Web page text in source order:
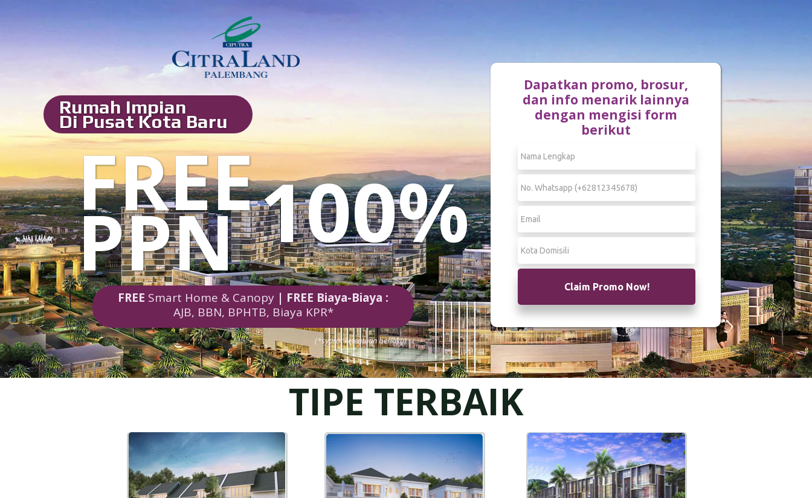
Dapatkan promo, brosur,
dan info menarik lainnya
dengan mengisi form
berikut
Claim Promo Now!
Rumah Impian
Di Pusat Kota Baru
FREE Smart Home & Canopy | FREE Biaya-Biaya :
AJB, BBN, BPHTB, Biaya KPR*
(*syarat ketentuan berlaku)
FREE
PPN 100%
TIPE TERBAIK